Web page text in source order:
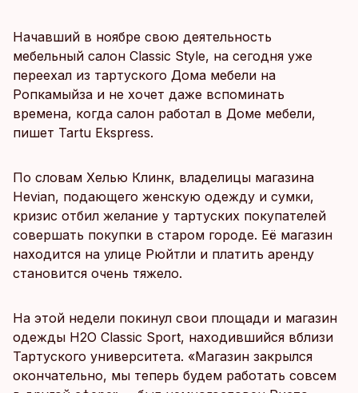
Начавший в ноябре свою деятельность
мебельный салон Classic Style, на сегодня уже
переехал из тартуского Дома мебели на
Ропкамыйза и не хочет даже вспоминать
времена, когда салон работал в Доме мебели,
пишет Tartu Ekspress.
По словам Хелью Клинк, владелицы магазина
Hevian, подающего женскую одежду и сумки,
кризис отбил желание у тартуских покупателей
совершать покупки в старом городе. Её магазин
находится на улице Рюйтли и платить аренду
становится очень тяжело.
На этой недели покинул свои площади и магазин
одежды H2O Classic Sport, находившийся вблизи
Тартуского университета. «Магазин закрылся
окончательно, мы теперь будем работать совсем